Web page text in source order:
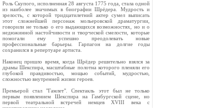
Роль Скупого, исполненная 28 августа 1775 года, стала одной
из наиболее значимых в биографии Шрёдера. Мудрость и
зрелость, с которой тридцатилетний актер сумел выписать
этот сложнейшей персонаж мольеровской драматургии,
говорили не только о его выдающихся возможностях, но и о
недюжинной настойчивости и творческой смелости, которые
помогали ему успешно преодолевать новые
профессиональные барьеры. Гарпагон на долгие годы
сохранился в репертуаре артиста.
Наконец пришло время, когда Шрёдер решительно взялся за
драмы Шекспира, масштабные полотна которого пленяли его
глубокой правдивостью, мощью событий, мудростью,
сложностью внутренней жизни героев.
Премьерой стал "Гамлет". Спектакль этот был не только
первым появлением Шекспира на Гамбургской сцене, но
первой театральной встречей немцев XVIII века с